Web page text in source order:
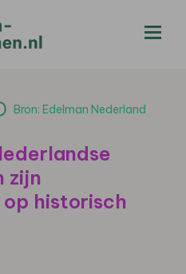
Bron: Edelman Nederland
zijn
historisch